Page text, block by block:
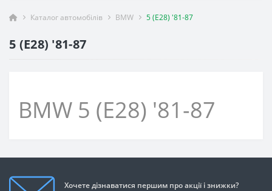
Каталог автомобілів BMW 5 (E28) '81-87
5 (E28) '81-87
BMW 5 (E28) '81-87
Хочете дізнаватися першим про акції і знижки?